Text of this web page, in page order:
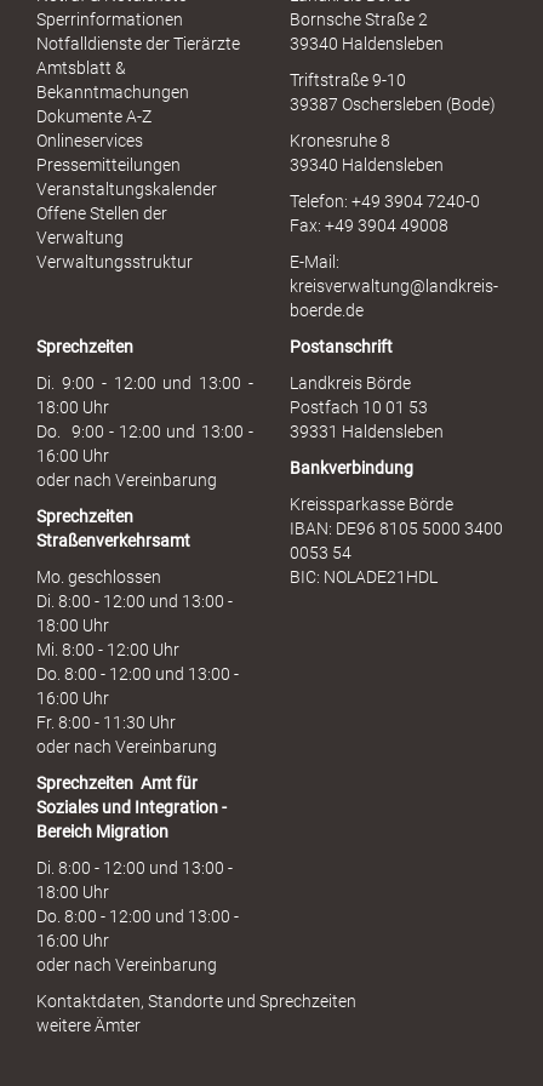
x
u
h
Sperrinformationen
Notfalldienste der Tierärzte
Amtsblatt &
Bekanntmachungen
Dokumente A-Z
Onlineservices
Pressemitteilungen
Veranstaltungskalender
Offene Stellen der
Verwaltung
Verwaltungsstruktur
Bornsche Straße 2
39340 Haldensleben
Triftstraße 9-10
39387 Oschersleben (Bode)
Kronesruhe 8
39340 Haldensleben
Telefon: +49 3904 7240-0
Fax: +49 3904 49008
E-Mail:
kreisverwaltung@landkreis-
boerde.de
Sprechzeiten
Di. 9:00 - 12:00 und 13:00 -
18:00 Uhr
Do. 9:00 - 12:00 und 13:00 -
16:00 Uhr
oder nach Vereinbarung
Sprechzeiten
Straßenverkehrsamt
Mo. geschlossen
Di. 8:00 - 12:00 und 13:00 -
18:00 Uhr
Mi. 8:00 - 12:00 Uhr
Do. 8:00 - 12:00 und 13:00 -
16:00 Uhr
Fr. 8:00 - 11:30 Uhr
oder nach Vereinbarung
Sprechzeiten Amt für
Soziales und Integration -
Bereich Migration
Di. 8:00 - 12:00 und 13:00 -
18:00 Uhr
Do. 8:00 - 12:00 und 13:00 -
16:00 Uhr
oder nach Vereinbarung
Postanschrift
Landkreis Börde
Postfach 10 01 53
39331 Haldensleben
Bankverbindung
Kreissparkasse Börde
IBAN: DE96 8105 5000 3400
0053 54
BIC: NOLADE21HDL
Kontaktdaten, Standorte und Sprechzeiten
weitere Ämter